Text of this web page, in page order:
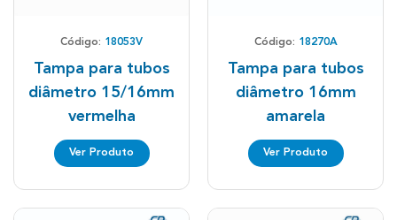
Código: 18053V
Tampa para tubos
diâmetro 15/16mm
vermelha
Ver Produto
Código: 18270A
Tampa para tubos
diâmetro 16mm
amarela
Ver Produto